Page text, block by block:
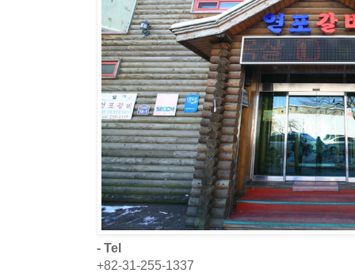
- Tel
+82-31-255-1337